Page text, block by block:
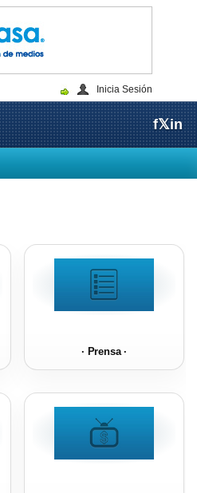
Inicia Sesión
f𝕏in
· Prensa ·